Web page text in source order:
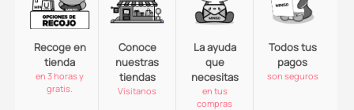
Recoge en
tienda
en 3 horas y
gratis.
Conoce
nuestras
tiendas
Visitanos
La ayuda
que
necesitas
en tus
compras
Todos tus
pagos
son seguros